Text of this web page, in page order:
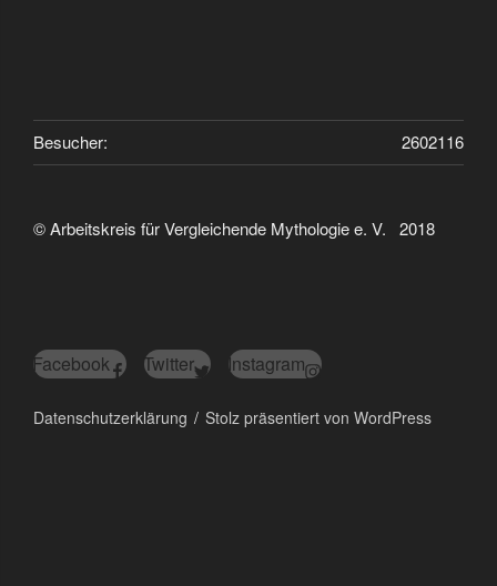
2602116
Besucher:
© Arbeitskreis für Vergleichende Mythologie e. V. 2018
Facebook Twitter Instagram
Datenschutzerklärung Stolz präsentiert von WordPress